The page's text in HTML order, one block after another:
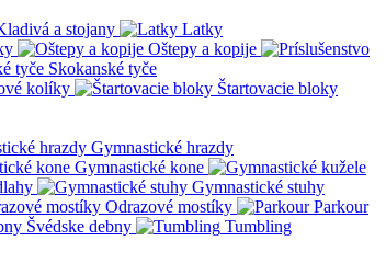
a stojany
Latky
Oštepy a kopije
Skokanské tyče
kolíky
Štartovacie bloky
Gymnastické hrazdy
Gymnastické kone
Gymnastické stuhy
Odrazové mostíky
Parkour
Švédske debny
Tumbling